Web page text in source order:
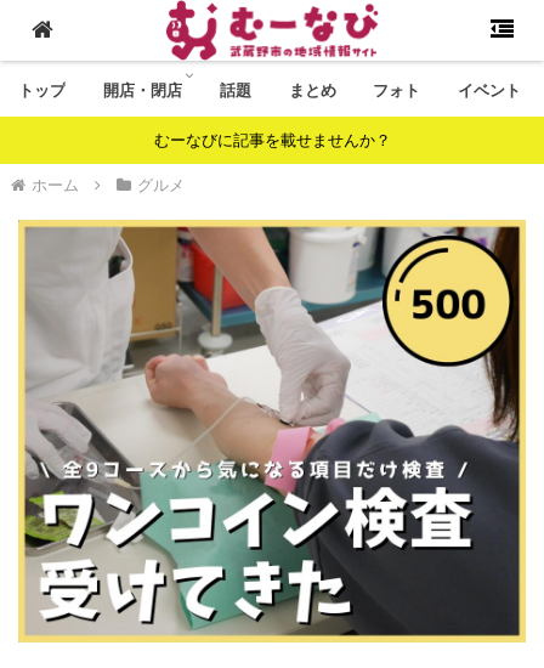
トップ 開店・閉店 話題 まとめ フォト イベント
むーなびに記事を載せませんか？
ホーム グルメ